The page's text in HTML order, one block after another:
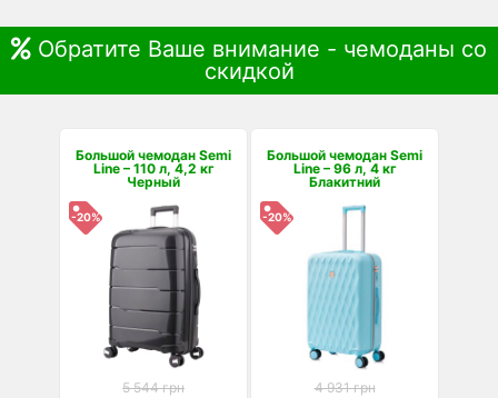
Обратите Ваше внимание - чемоданы со
скидкой
Большой чемодан Semi
Line – 110 л, 4,2 кг
Черный
-20%
5 544 грн
Большой чемодан Semi
Line – 96 л, 4 кг
Блакитний
-20%
4 931 грн